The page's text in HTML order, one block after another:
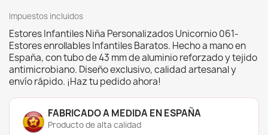
🧼Fácil limpieza
💪Tubo de aluminio reforzado de 43 mm que
garantiza una caída perfecta y gran
resistencia.
🏠Caída en cascada: el tejido cae por delante
del tubo, ocultando el mecanismo y
ofreciendo un acabado más decorativo.
🇪🇸Producción artesanal en España, con
impresión de alta calidad y acabados
profesionales.
Impuestos incluidos
Estores Infantiles Niña Personalizados Unicornio 061-
Estores enrollables Infantiles Baratos. Hecho a mano en
España, con tubo de 43 mm de aluminio reforzado y tejido
antimicrobiano. Diseño exclusivo, calidad artesanal y
envío rápido. ¡Haz tu pedido ahora!
FABRICADO A MEDIDA EN ESPAÑA
Producto de alta calidad